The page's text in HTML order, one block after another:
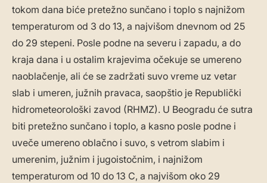
tokom dana biće pretežno sunčano i toplo s najnižom
temperaturom od 3 do 13, a najvišom dnevnom od 25
do 29 stepeni. Posle podne na severu i zapadu, a do
kraja dana i u ostalim krajevima očekuje se umereno
naoblačenje, ali će se zadržati suvo vreme uz vetar
slab i umeren, južnih pravaca, saopštio je Republički
hidrometeorološki zavod (RHMZ). U Beogradu će sutra
biti pretežno sunčano i toplo, a kasno posle podne i
uveče umereno oblačno i suvo, s vetrom slabim i
umerenim, južnim i jugoistočnim, i najnižom
temperaturom od 10 do 13 C, a najvišom oko 29